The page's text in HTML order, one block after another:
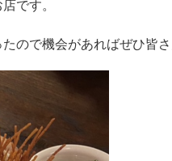
です。
ので機会があればぜひ皆